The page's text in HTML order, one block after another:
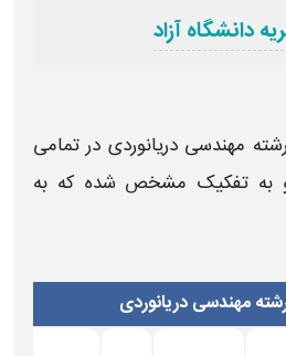
دانشگاه آزاد
مهندسی دریانوردی ​ در تمامی
و به تفکیک مشخص شده که به
مهندسی دریانوردی